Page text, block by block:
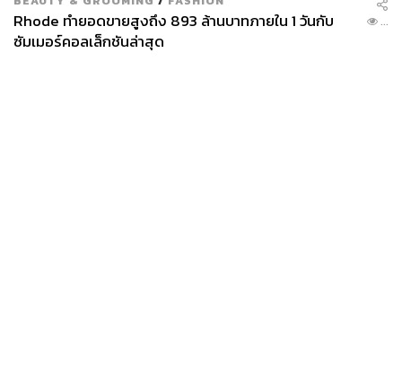
Rhode ทำยอดขายสูงถึง 893 ล้านบาทภายใน 1 วันกับ
ซัมเมอร์คอลเล็กชันล่าสุด
...